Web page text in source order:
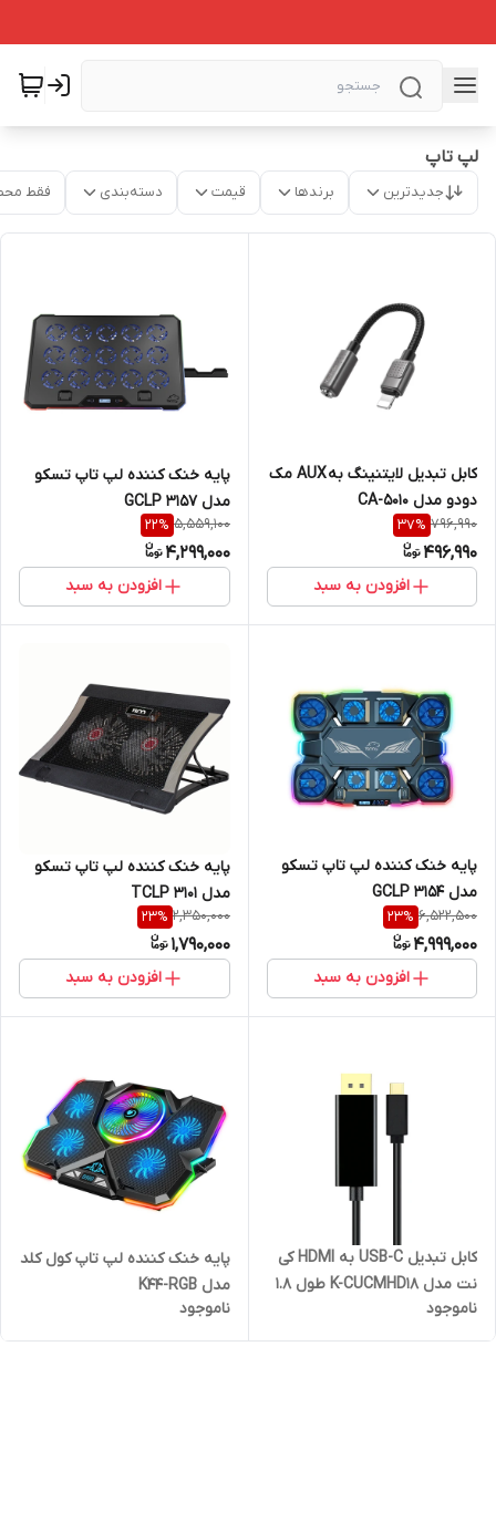
لپ تاپ
جدیدترین برندها قیمت دسته‌بندی فقط
کابل تبدیل لایتنینگ به AUX مک
دودو مدل CA-5010
796,990
37%
496,990
افزودن به سبد
پایه خنک کننده لپ تاپ تسکو
مدل GCLP 3157
5,559,100
22%
4,299,000
افزودن به سبد
پایه خنک کننده لپ تاپ تسکو
مدل GCLP 3154
6,522,500
23%
4,999,000
افزودن به سبد
پایه خنک کننده لپ تاپ تسکو
مدل TCLP 3101
2,350,000
23%
1,790,000
افزودن به سبد
کابل تبدیل USB-C به HDMI کی
نت مدل K-CUCMHD18 طول 1.8
متر
ناموجود
پایه خنک کننده لپ تاپ کول کلد
مدل K44-RGB
ناموجود